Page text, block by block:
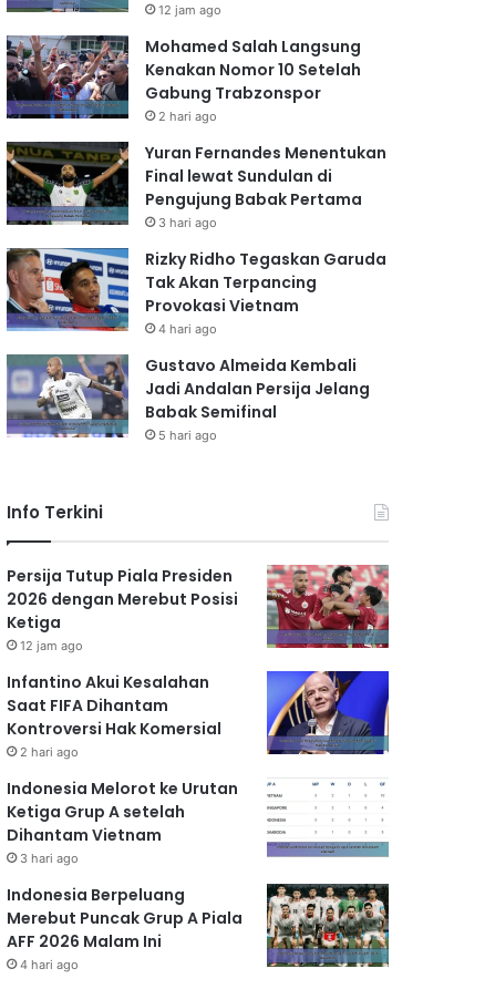
12 jam ago
Mohamed Salah Langsung
Kenakan Nomor 10 Setelah
Gabung Trabzonspor
2 hari ago
Yuran Fernandes Menentukan
Final lewat Sundulan di
Pengujung Babak Pertama
3 hari ago
Rizky Ridho Tegaskan Garuda
Tak Akan Terpancing
Provokasi Vietnam
4 hari ago
Gustavo Almeida Kembali
Jadi Andalan Persija Jelang
Babak Semifinal
5 hari ago
Info Terkini
Persija Tutup Piala Presiden
2026 dengan Merebut Posisi
Ketiga
12 jam ago
Infantino Akui Kesalahan
Saat FIFA Dihantam
Kontroversi Hak Komersial
2 hari ago
Indonesia Melorot ke Urutan
Ketiga Grup A setelah
Dihantam Vietnam
3 hari ago
Indonesia Berpeluang
Merebut Puncak Grup A Piala
AFF 2026 Malam Ini
4 hari ago